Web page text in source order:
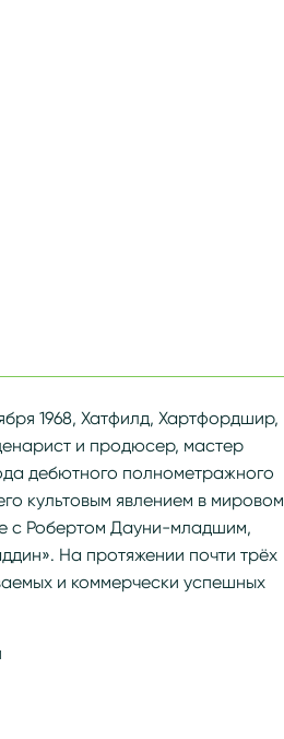
1968, Хатфилд, Хартфордшир,
и продюсер, мастер
дебютного полнометражного
культовым явлением в мировом
с Робертом Дауни-младшим,
На протяжении почти трёх
и коммерчески успешных